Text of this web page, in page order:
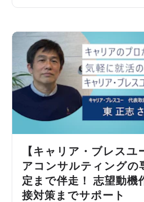
【キャリア・ブレスユ
アコンサルティングの
定まで伴走！ 志望動機
接対策までサポート